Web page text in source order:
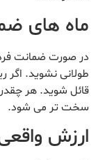
ماه های
در صورت ضمانت
طولانی نشوید.
قائل شوید. هر
سخت تر می شود.
ارزش